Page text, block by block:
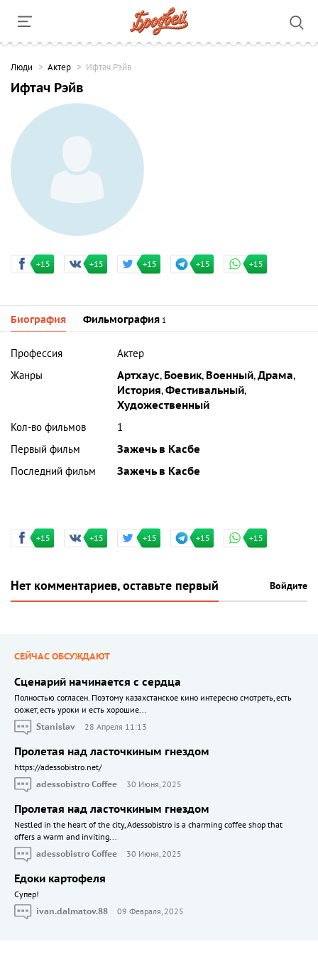
Люди Актер Ифтач Рэйв
Ифтач Рэйв
+15 +15 +15 +15 +15
Биография Фильмография 1
Профессия
Актер
Жанры
Артхаус, Боевик, Военный,Драма,
История,Фестивальный,
Художественный
Кол-во фильмов
1
Первый фильм
Зажечь в Касбе
Последний фильм
Зажечь в Касбе
+15 +15 +15 +15 +15
Нет комментариев, оставьте первый Войдите
СЕЙЧАС ОБСУЖДАЮТ
Сценарий начинается с сердца
Полностью согласен. Поэтому казахстанское кино интересно смотреть, есть
сюжет, есть уроки и есть хорошие...
Stanislav
28 Апреля 11:13
Пролетая над ласточкиным гнездом
https://adessobistro.net/
adessobistro Coffee
30 Июня, 2025
Пролетая над ласточкиным гнездом
Nestled in the heart of the city, Adessobistro is a charming coffee shop that
offers a warm and inviting...
adessobistro Coffee
30 Июня, 2025
Едоки картофеля
Cупер!
ivan.dalmatov.88
09 Февраля, 2025